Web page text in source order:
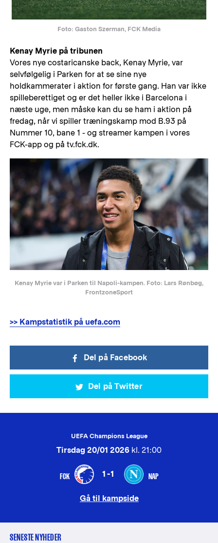
Foto: Gaston Szerman, FCK Media
Kenay Myrie på tribunen
Vores nye costaricanske back, Kenay Myrie, var
selvfølgelig i Parken for at se sine nye
holdkammerater i aktion for første gang. Han var ikke
spilleberettiget og er det heller ikke i Barcelona i
næste uge, men måske kan du se ham i aktion på
fredag, når vi spiller træningskamp mod B.93 på
Nummer 10, bane 1 - og streamer kampen i vores
FCK-app og på tv.fck.dk.
Kenay Myrie var i Parken til Napoli-kampen. Foto: Lars Rønbøg,
FrontzoneSport
>> Kampstatistik på uefa.com
Del på Facebook
Del på Twitter
UEFA Champions League
Tirsdag 20/01 2026 kl. 21:00
FCK 1-1 NAP
Gå til kampside
SENESTE NYHEDER